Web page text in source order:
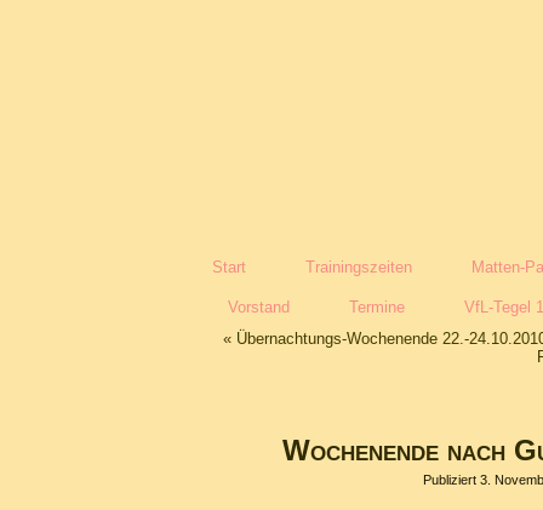
Start Trainingszeiten Matten-
Vorstand Termine
VfL-Tegel
« Übernachtungs-Wochenende 22.-
Wochenende nach
Publiziert 3.